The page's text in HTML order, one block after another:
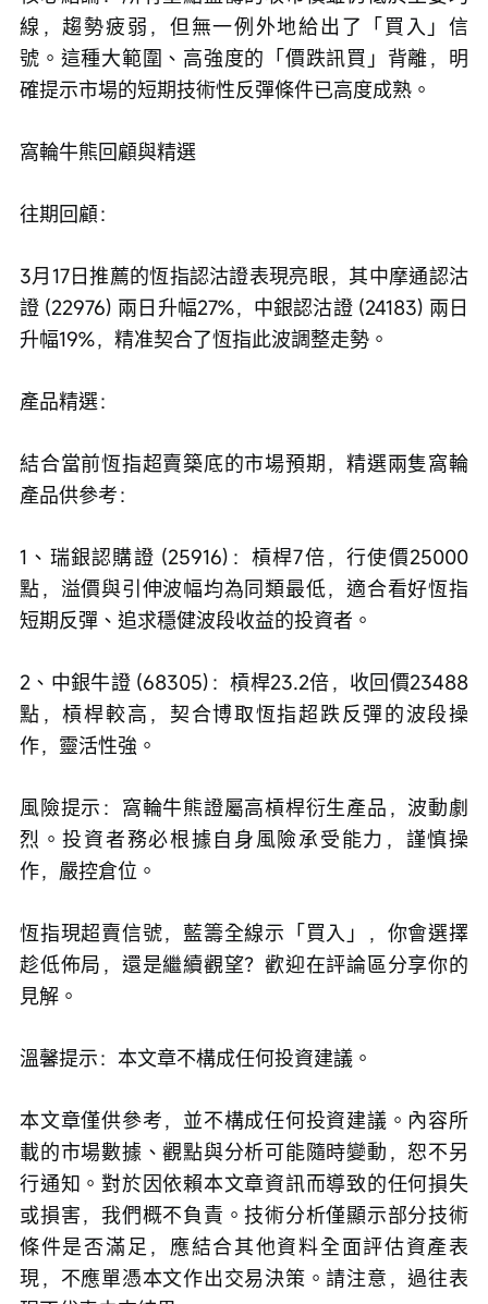
線，趨勢疲弱，但無一例外地給出了「買入」信
號。這種大範圍、高強度的「價跌訊買」背離，明
確提示市場的短期技術性反彈條件已高度成熟。
窩輪牛熊回顧與精選
往期回顧：
3月17日推薦的恆指認沽證表現亮眼，其中摩通認沽
證 (22976) 兩日升幅27%，中銀認沽證 (24183) 兩日
升幅19%，精准契合了恆指此波調整走勢。
產品精選：
結合當前恆指超賣築底的市場預期，精選兩隻窩輪
產品供參考：
1、瑞銀認購證 (25916)：槓桿7倍，行使價25000
點，溢價與引伸波幅均為同類最低，適合看好恆指
短期反彈、追求穩健波段收益的投資者。
2、中銀牛證 (68305)：槓桿23.2倍，收回價23488
點，槓桿較高，契合博取恆指超跌反彈的波段操
作，靈活性強。
風險提示：窩輪牛熊證屬高槓桿衍生產品，波動劇
烈。投資者務必根據自身風險承受能力，謹慎操
作，嚴控倉位。
恆指現超賣信號，藍籌全線示「買入」，你會選擇
趁低佈局，還是繼續觀望？歡迎在評論區分享你的
見解。
溫馨提示：本文章不構成任何投資建議。
本文章僅供參考，並不構成任何投資建議。內容所
載的市場數據、觀點與分析可能隨時變動，恕不另
行通知。對於因依賴本文章資訊而導致的任何損失
或損害，我們概不負責。技術分析僅顯示部分技術
條件是否滿足，應結合其他資料全面評估資產表
現，不應單憑本文作出交易決策。請注意，過往表